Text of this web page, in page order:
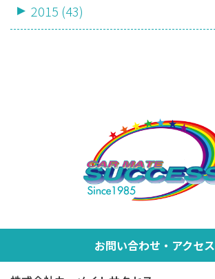
2015 (43)
お問い合わせ・アクセス